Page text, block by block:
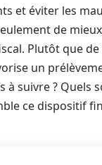
et éviter les
de
Plutôt que
un
à suivre ?
ce dispositif